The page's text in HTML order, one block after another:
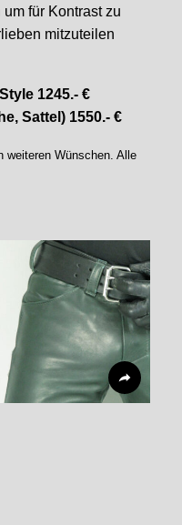
für Kontrast zu
mitzuteilen
1245.- €
Sattel) 1550.- €
weiteren Wünschen. Alle